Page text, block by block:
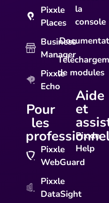
Pixxle
Places
Business
Manager
Pixxle
Echo
Pour
les
Pixxle
WebGuard
Pixxle
DataSight
la
console
de modules
Aide
et
Pixxle
Help